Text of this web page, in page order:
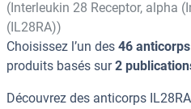
(Interleukin 28 Receptor, alpha
(IL28RA))
Choisissez l’un des 46
produits basés sur2
Découvrez des anticorps